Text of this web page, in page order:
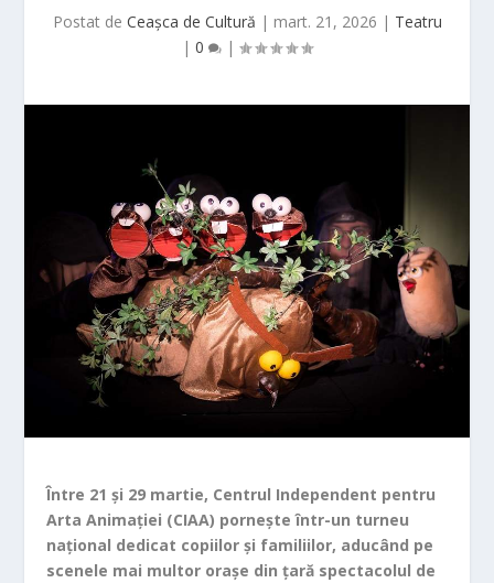
Postat de Ceașca de Cultură | mart. 21, 2026 | Teatru
| 0 |
Între 21 și 29 martie, Centrul Independent pentru
Arta Animației (CIAA) pornește într-un turneu
național dedicat copiilor și familiilor, aducând pe
scenele mai multor orașe din țară spectacolul de